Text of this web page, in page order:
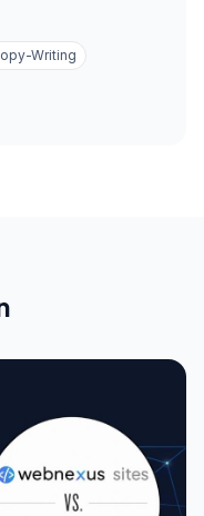
Writing